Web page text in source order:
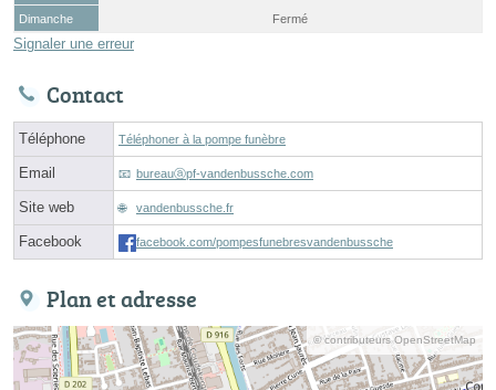
Dimanche
Fermé
Signaler une erreur
Contact
Téléphone Téléphoner à la pompe funèbre
Email bureauⓐpf-vandenbussche.com
Site web vandenbussche.fr
Facebook facebook.com/pompesfunebresvandenbussche
Plan et adresse
© contributeurs OpenStreetMap